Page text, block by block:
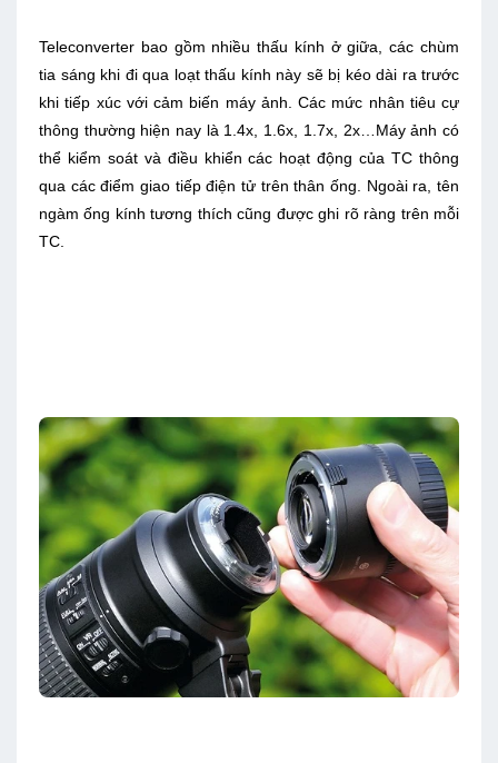
Teleconverter bao gồm nhiều thấu kính ở giữa, các chùm
tia sáng khi đi qua loạt thấu kính này sẽ bị kéo dài ra trước
khi tiếp xúc với cảm biến máy ảnh. Các mức nhân tiêu cự
thông thường hiện nay là 1.4x, 1.6x, 1.7x, 2x…Máy ảnh có
thể kiểm soát và điều khiển các hoạt động của TC thông
qua các điểm giao tiếp điện tử trên thân ống. Ngoài ra, tên
ngàm ống kính tương thích cũng được ghi rõ ràng trên mỗi
TC.